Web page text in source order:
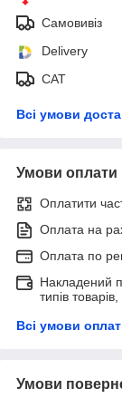
Самовивіз
Delivery
САТ
Всі умови
Умови оплати
Оплатити
Оплата на
Оплата по
Накладений
типів
Всі умови
Умови